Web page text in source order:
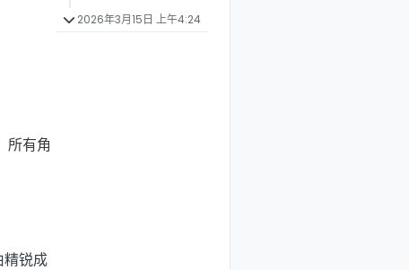
所有角
精锐成
2026年3月15日 上午4:24